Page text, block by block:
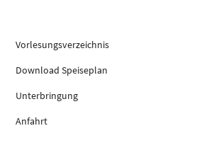
Vorlesungsverzeichnis
Download Speiseplan
Unterbringung
Anfahrt